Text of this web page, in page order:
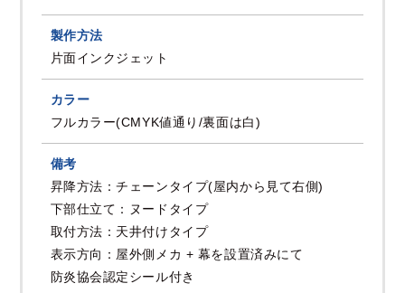
製作方法
片面インクジェット
カラー
フルカラー(CMYK値通り/裏面は白)
備考
昇降方法：チェーンタイプ(屋内から見て右側)
下部仕立て：ヌードタイプ
取付方法：天井付けタイプ
表示方向：屋外側メカ + 幕を設置済みにて
防炎協会認定シール付き